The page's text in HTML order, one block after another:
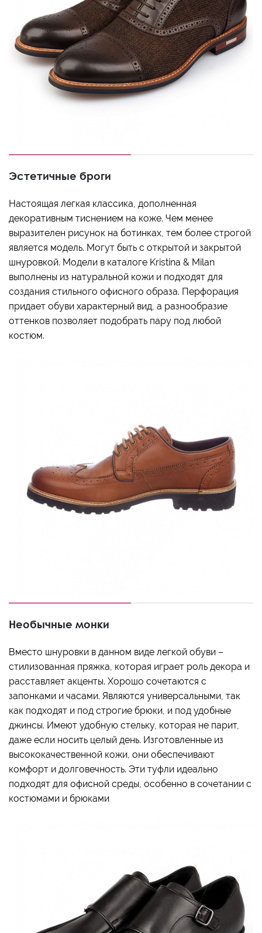
Эстетичные броги
Настоящая легкая классика, дополненная
декоративным тиснением на коже. Чем менее
выразителен рисунок на ботинках, тем более строгой
является модель. Могут быть с открытой и закрытой
шнуровкой. Модели в каталоге Kristina & Milan
выполнены из натуральной кожи и подходят для
создания стильного офисного образа. Перфорация
придает обуви характерный вид, а разнообразие
оттенков позволяет подобрать пару под любой
костюм.
Необычные монки
Вместо шнуровки в данном виде легкой обуви –
стилизованная пряжка, которая играет роль декора и
расставляет акценты. Хорошо сочетаются с
запонками и часами. Являются универсальными, так
как подходят и под строгие брюки, и под удобные
джинсы. Имеют удобную стельку, которая не парит,
даже если носить целый день. Изготовленные из
высококачественной кожи, они обеспечивают
комфорт и долговечность. Эти туфли идеально
подходят для офисной среды, особенно в сочетании с
костюмами и брюками